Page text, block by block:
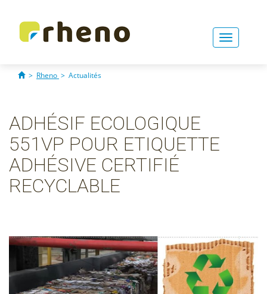
Toggle
> Rheno > Actualités
ADHÉSIF ECOLOGIQUE
551VP POUR ETIQUETTE
ADHÉSIVE CERTIFIÉ
RECYCLABLE